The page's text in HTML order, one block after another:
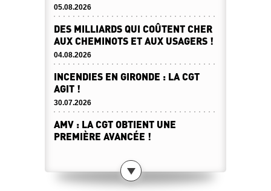
05.08.2026
DES MILLIARDS QUI COÛTENT CHER
AUX CHEMINOTS ET AUX USAGERS !
04.08.2026
INCENDIES EN GIRONDE : LA CGT
AGIT !
30.07.2026
AMV : LA CGT OBTIENT UNE
PREMIÈRE AVANCÉE !
DESTINATION SERVICE PUBLIC !
23.07.2026